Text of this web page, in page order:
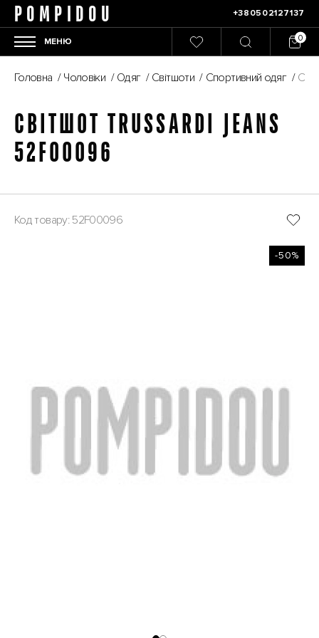
POMPIDOU +380502127137
МЕНЮ
Головна / Чоловіки / Одяг / Світшоти / Спортивний одяг /
СВІТШОТ TRUSSARDI JEANS
52F00096
Код товару: 52F00096
-50%